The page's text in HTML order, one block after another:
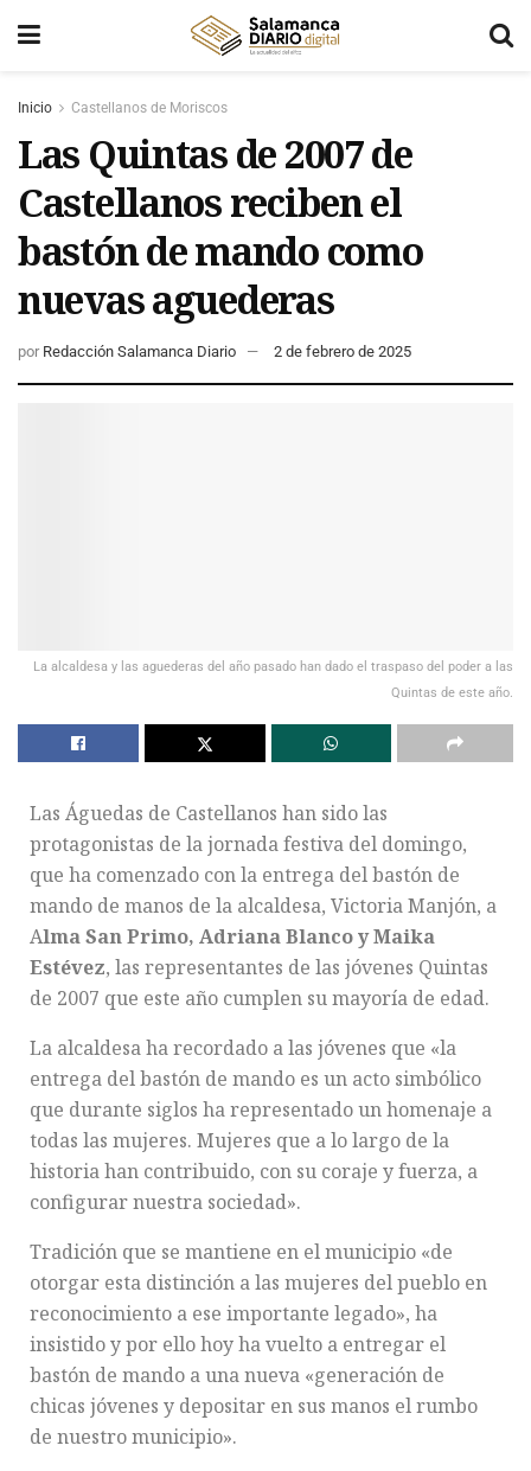
Inicio Castellanos de Moriscos
Las Quintas de 2007 de
Castellanos reciben el
bastón de mando como
nuevas aguederas
por Redacción Salamanca Diario 2 de febrero de 2025
La alcaldesa y las aguederas del año pasado han dado el traspaso del poder a las
Quintas de este año.
Las Águedas de Castellanos han sido las
protagonistas de la jornada festiva del domingo,
que ha comenzado con la entrega del bastón de
mando de manos de la alcaldesa, Victoria Manjón, a
Alma San Primo, Adriana Blanco y Maika
Estévez, las representantes de las jóvenes Quintas
de 2007 que este año cumplen su mayoría de edad.
La alcaldesa ha recordado a las jóvenes que «la
entrega del bastón de mando es un acto simbólico
que durante siglos ha representado un homenaje a
todas las mujeres. Mujeres que a lo largo de la
historia han contribuido, con su coraje y fuerza, a
configurar nuestra sociedad».
Tradición que se mantiene en el municipio «de
otorgar esta distinción a las mujeres del pueblo en
reconocimiento a ese importante legado», ha
insistido y por ello hoy ha vuelto a entregar el
bastón de mando a una nueva «generación de
chicas jóvenes y depositar en sus manos el rumbo
de nuestro municipio».